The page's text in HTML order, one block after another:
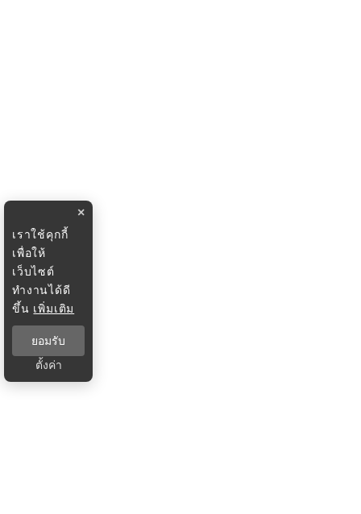
×
เราใช้คุกกี้
เพื่อให้
เว็บไซต์
ทำงานได้ดี
ขึ้น เพิ่มเติม
ยอมรับ
ตั้งค่า